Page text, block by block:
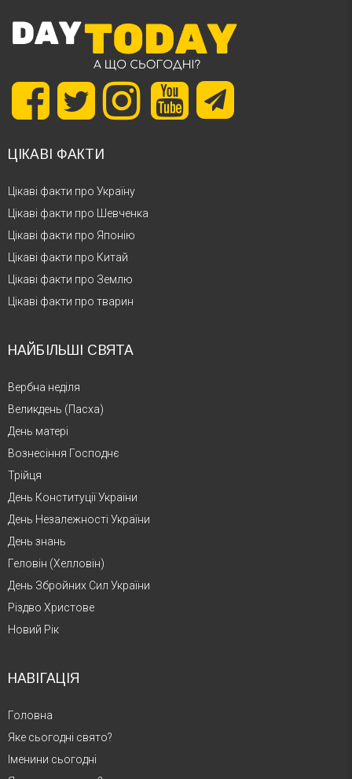
ЦІКАВІ ФАКТИ
Цікаві факти про Україну
Цікаві факти про Шевченка
Цікаві факти про Японію
Цікаві факти про Китай
Цікаві факти про Землю
Цікаві факти про тварин
НАЙБІЛЬШІ СВЯТА
Вербна неділя
Великдень (Пасха)
День матері
Вознесіння Господнє
Трійця
День Конституції України
День Незалежності України
День знань
Геловін (Хелловін)
День Збройних Сил України
Різдво Христове
Новий Рік
НАВІГАЦІЯ
Головна
Яке сьогодні свято?
Іменини сьогодні